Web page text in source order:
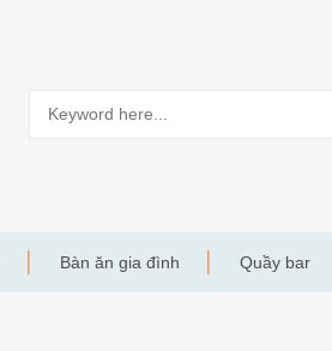
Bàn ăn gia đình Quầy bar